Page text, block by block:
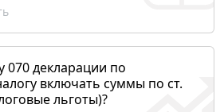
070 декларации по
включать суммы по ст.
льготы)?